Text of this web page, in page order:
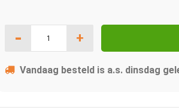
- +
Vandaag besteld is a.s. dinsdag